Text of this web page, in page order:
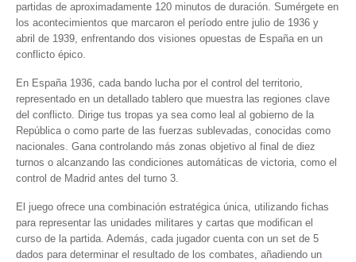
partidas de aproximadamente 120 minutos de duración. Sumérgete en
los acontecimientos que marcaron el período entre julio de 1936 y
abril de 1939, enfrentando dos visiones opuestas de España en un
conflicto épico.
En España 1936, cada bando lucha por el control del territorio,
representado en un detallado tablero que muestra las regiones clave
del conflicto. Dirige tus tropas ya sea como leal al gobierno de la
República o como parte de las fuerzas sublevadas, conocidas como
nacionales. Gana controlando más zonas objetivo al final de diez
turnos o alcanzando las condiciones automáticas de victoria, como el
control de Madrid antes del turno 3.
El juego ofrece una combinación estratégica única, utilizando fichas
para representar las unidades militares y cartas que modifican el
curso de la partida. Además, cada jugador cuenta con un set de 5
dados para determinar el resultado de los combates, añadiendo un